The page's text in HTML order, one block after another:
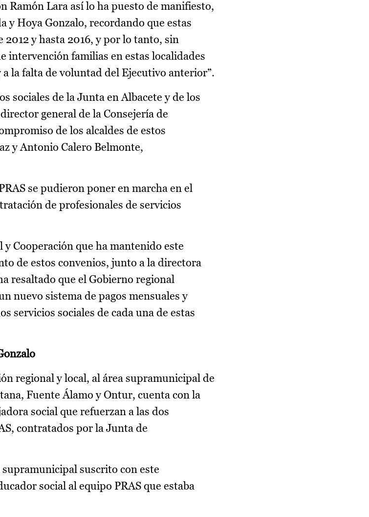
Ramón Lara así lo ha puesto de manifiesto,
y Hoya Gonzalo, recordando que estas
2012 y hasta 2016, y por lo tanto, sin
intervención familias en estas localidades
la falta de voluntad del Ejecutivo anterior”.
sociales de la Junta en Albacete y de los
general de la Consejería de
de los alcaldes de estos
y Antonio Calero Belmonte,
se pudieron poner en marcha en el
de profesionales de servicios
Cooperación que ha mantenido este
de estos convenios, junto a la directora
resaltado que el Gobierno regional
nuevo sistema de pagos mensuales y
servicios sociales de cada una de estas
regional y local, al área supramunicipal de
Fuente Álamo y Ontur, cuenta con la
social que refuerzan a las dos
contratados por la Junta de
supramunicipal suscrito con este
social al equipo PRAS que estaba